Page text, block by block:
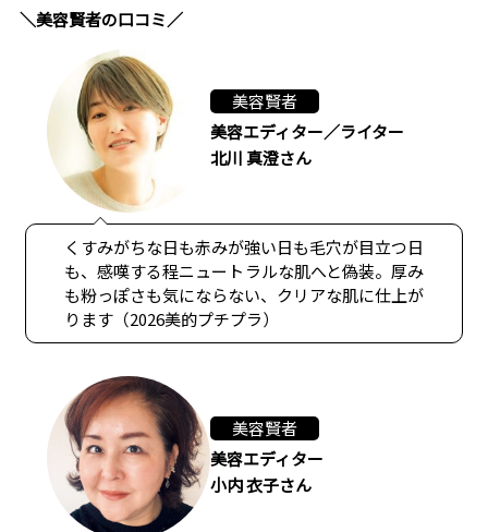
＼美容賢者の口コミ／
美容賢者
美容エディター／ライター
北川 真澄さん
くすみがちな日も赤みが強い日も毛穴が目立つ日
も、感嘆する程ニュートラルな肌へと偽装。厚み
も粉っぽさも気にならない、クリアな肌に仕上が
ります（2026美的プチプラ）
美容賢者
美容エディター
小内 衣子さん